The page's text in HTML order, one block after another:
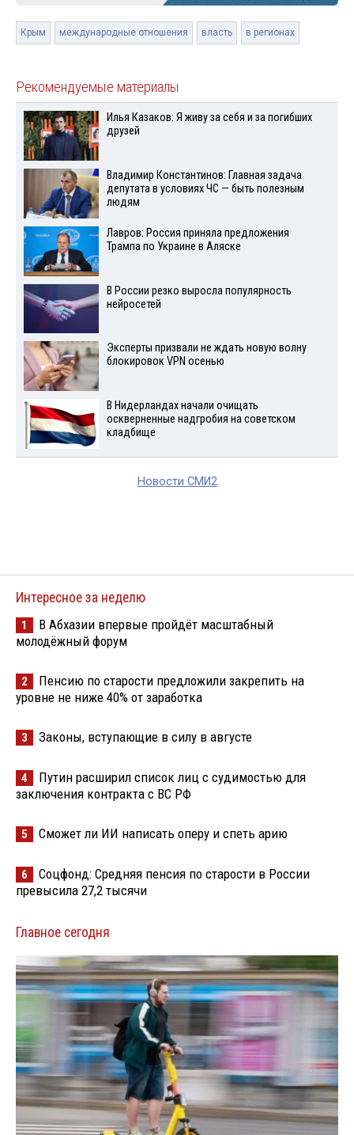
Крым международные отношения власть в регионах
Рекомендуемые материалы
Илья Казаков: Я живу за себя и за погибших
друзей
Владимир Константинов: Главная задача
депутата в условиях ЧС — быть полезным
людям
Лавров: Россия приняла предложения
Трампа по Украине в Аляске
В России резко выросла популярность
нейросетей
Эксперты призвали не ждать новую волну
блокировок VPN осенью
В Нидерландах начали очищать
оскверненные надгробия на советском
кладбище
Новости СМИ2
Интересное за неделю
1
В Абхазии впервые пройдёт масштабный
молодёжный форум
2
Пенсию по старости предложили закрепить на
уровне не ниже 40% от заработка
3 Законы, вступающие в силу в августе
4
Путин расширил список лиц с судимостью для
заключения контракта с ВС РФ
5 Сможет ли ИИ написать оперу и спеть арию
6
Соцфонд: Средняя пенсия по старости в России
превысила 27,2 тысячи
Главное сегодня